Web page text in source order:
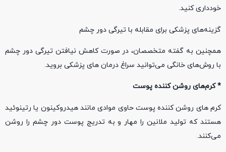
خودداری کنید.
گزینه‌های پزشکی برای مقابله با تیرگی دور چشم
همچنین به گفته متخصصان، در صورت کاهش نیافتن تیرگی دور چشم
با روش‌های خانگی می‌توانید سراغ درمان‌ های پزشکی بروید.
* کرم‌های روشن کننده پوست
کرم‌ های روشن‌ کننده پوست حاوی موادی مانند هیدروکینون یا رتینوئید
هستند که تولید ملانین را مهار و به تدریج پوست دور چشم را روشن
می‌کنند.